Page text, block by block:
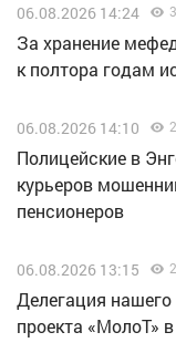
06.08.2026 14:24
За хранение
к полтора годам
06.08.2026 14:10
Полицейские в
курьеров
пенсионеров
06.08.2026 13:15
Делегация
проекта «МолоТ»